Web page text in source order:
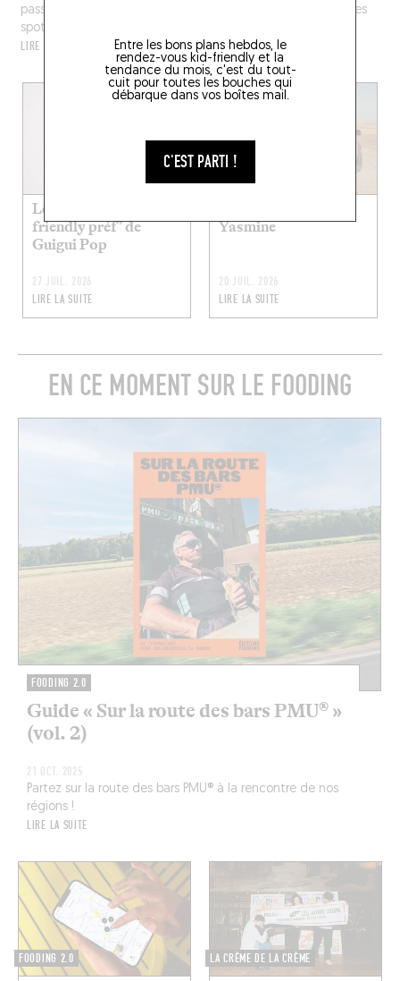
Entre les bons plans hebdos, le
rendez-vous kid-friendly et la
tendance du mois, c'est du tout-
cuit pour toutes les bouches qui
débarque dans vos boîtes mail.
C'EST PARTI !
passeport, Parisienne de cœur, la chanteuse nous dévoile ses
spots préférés de la Grosse Pomme à la Ville Lumière.
LIRE LA SUITE
Les restos kid-
friendly préf’ de
Guigui Pop
27 JUIL. 2026
LIRE LA SUITE
Yasmine
20 JUIL. 2026
LIRE LA SUITE
EN CE MOMENT SUR LE FOODING
FOODING 2.0
Guide « Sur la route des bars PMU® »
(vol. 2)
21 OCT. 2025
Partez sur la route des bars PMU® à la rencontre de nos
régions !
LIRE LA SUITE
FOODING 2.0 LA CRÈME DE LA CRÈME